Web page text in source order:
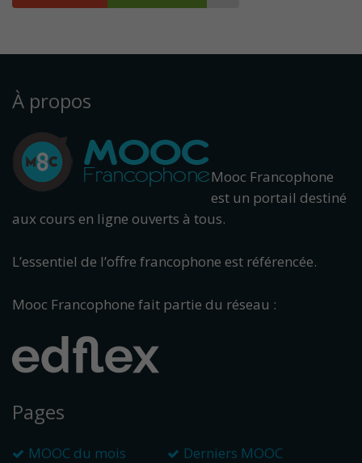
À propos
Mooc Francophone
est un portail destiné
aux cours en ligne ouverts à tous.
L’essentiel de l’offre francophone est référencée.
Mooc Francophone fait partie du réseau :
Pages
MOOC du mois
Derniers MOOC